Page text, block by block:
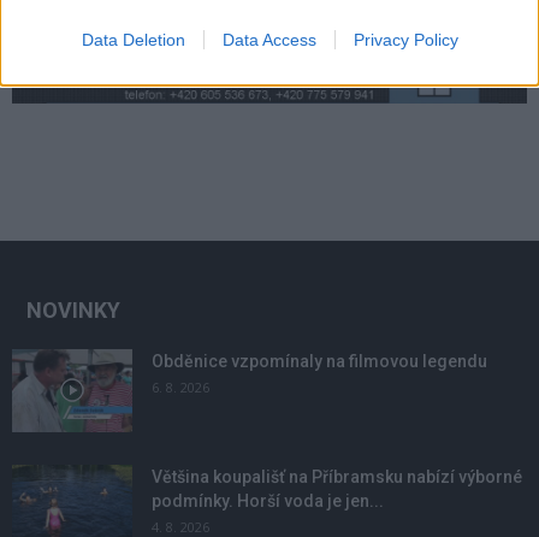
Data Deletion Data Access Privacy Policy
NOVINKY
Obděnice vzpomínaly na filmovou legendu
6. 8. 2026
Většina koupališť na Příbramsku nabízí výborné
podmínky. Horší voda je jen...
4. 8. 2026